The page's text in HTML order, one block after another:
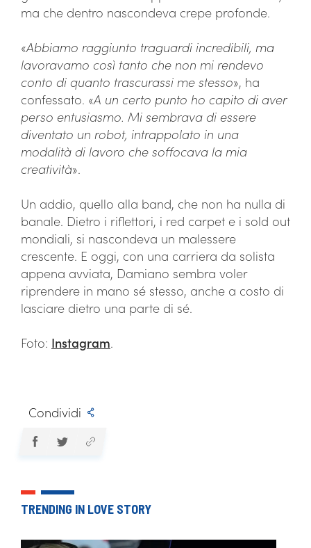
ma che dentro nascondeva crepe profonde.
«Abbiamo raggiunto traguardi incredibili, ma
lavoravamo così tanto che non mi rendevo
conto di quanto trascurassi me stesso», ha
confessato. «A un certo punto ho capito di aver
perso entusiasmo. Mi sembrava di essere
diventato un robot, intrappolato in una
modalità di lavoro che soffocava la mia
creatività».
Un addio, quello alla band, che non ha nulla di
banale. Dietro i riflettori, i red carpet e i sold out
mondiali, si nascondeva un malessere
crescente. E oggi, con una carriera da solista
appena avviata, Damiano sembra voler
riprendere in mano sé stesso, anche a costo di
lasciare dietro una parte di sé.
Foto: Instagram.
Condividi
TRENDING IN LOVE STORY